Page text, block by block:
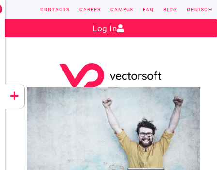
CONZEPT 16
YEET
Contact: sales@vectorsoft.de
CONTACTS CAREER CAMPUS FAQ BLOG DEUTSCH
Log In